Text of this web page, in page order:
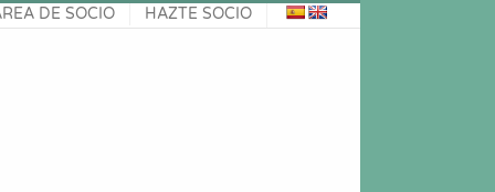
DE SOCIO HAZTE SOCIO